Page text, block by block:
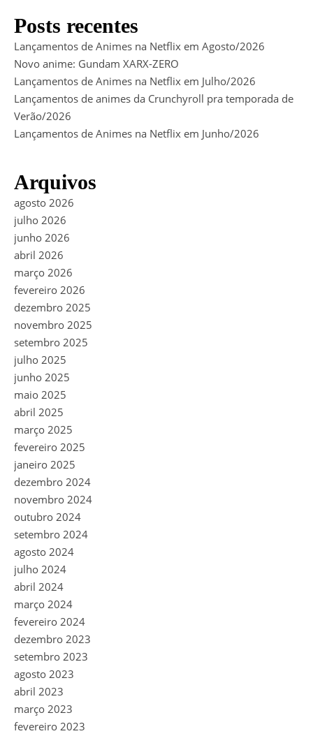
Posts recentes
Lançamentos de Animes na Netflix em Agosto/2026
Novo anime: Gundam XARX-ZERO
Lançamentos de Animes na Netflix em Julho/2026
Lançamentos de animes da Crunchyroll pra temporada de
Verão/2026
Lançamentos de Animes na Netflix em Junho/2026
Arquivos
agosto 2026
julho 2026
junho 2026
abril 2026
março 2026
fevereiro 2026
dezembro 2025
novembro 2025
setembro 2025
julho 2025
junho 2025
maio 2025
abril 2025
março 2025
fevereiro 2025
janeiro 2025
dezembro 2024
novembro 2024
outubro 2024
setembro 2024
agosto 2024
julho 2024
abril 2024
março 2024
fevereiro 2024
dezembro 2023
setembro 2023
agosto 2023
abril 2023
março 2023
fevereiro 2023